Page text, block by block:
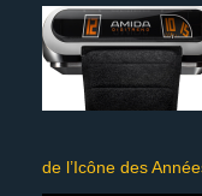
de l’Icône des